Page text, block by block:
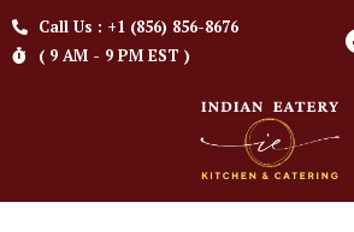
Call Us : +1 (856) 856-8676
( 9 AM - 9 PM EST )